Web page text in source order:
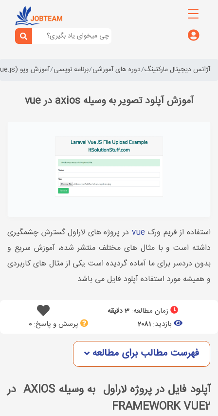
آژانس دیجیتال مارکتینگ دوره های آموزشی برنامه نویسی آموزش ویو (vue.js)
آموزش آپلود تصویر به وسیله axios در vue
استفاده از فریم ورک vue در پروژه های لاراول گسترش چشمگیری
داشته است و با مثال های مختلف منتشر شده، آموزش سریع و
بدون دردسر برای ما آماده گردیده است یکی از مثال های کاربردی
و همیشه مورد استفاده آپلود فایل می باشد
زمان مطالعه: 3 دقیقه
بازدید:2081 پرسش و پاسخ:0
فهرست مطالب برای مطالعه
آپلود فایل در پروژه لاراول به وسیله AXIOS در
FRAMEWORK VUE2